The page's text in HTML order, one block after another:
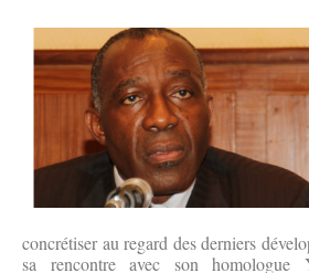
concrétiser au regard des derniers
sa rencontre avec son homologue